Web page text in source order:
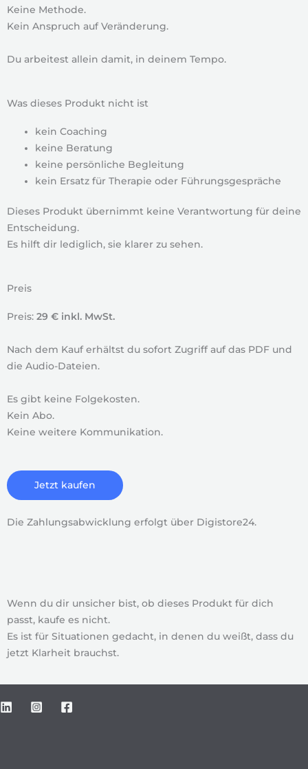
Keine Methode.
Kein Anspruch auf Veränderung.
Du arbeitest allein damit, in deinem Tempo.
Was dieses Produkt nicht ist
kein Coaching
keine Beratung
keine persönliche Begleitung
kein Ersatz für Therapie oder Führungsgespräche
Dieses Produkt übernimmt keine Verantwortung für deine
Entscheidung.
Es hilft dir lediglich, sie klarer zu sehen.
Preis
Preis: 29 € inkl. MwSt.
Nach dem Kauf erhältst du sofort Zugriff auf das PDF und
die Audio-Dateien.
Es gibt keine Folgekosten.
Kein Abo.
Keine weitere Kommunikation.
Jetzt kaufen
Die Zahlungsabwicklung erfolgt über Digistore24.
Wenn du dir unsicher bist, ob dieses Produkt für dich
passt, kaufe es nicht.
Es ist für Situationen gedacht, in denen du weißt, dass du
jetzt Klarheit brauchst.